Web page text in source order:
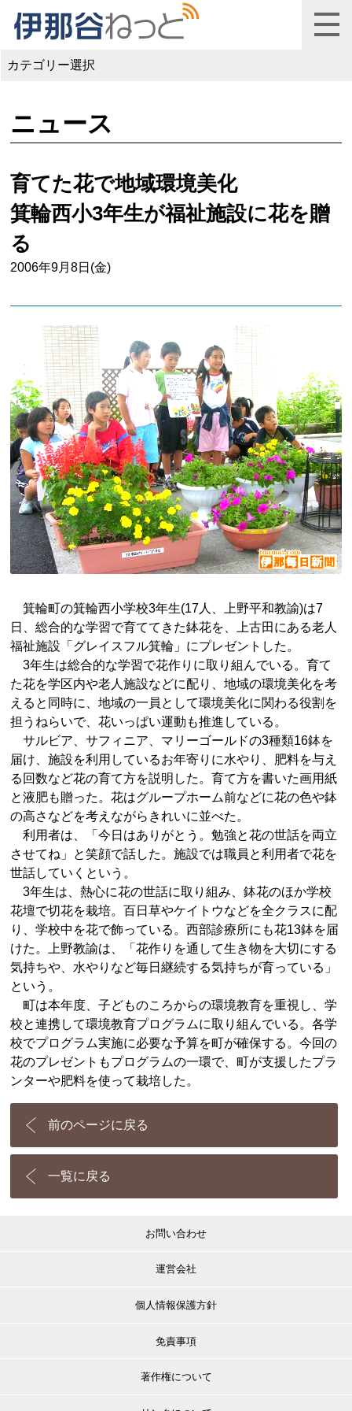
カテゴリー選択
ニュース
育てた花で地域環境美化
箕輪西小3年生が福祉施設に花を贈
る
2006年9月8日(金)
箕輪町の箕輪西小学校3年生(17人、上野平和教諭)は7
日、総合的な学習で育ててきた鉢花を、上古田にある老人
福祉施設「グレイスフル箕輪」にプレゼントした。
3年生は総合的な学習で花作りに取り組んでいる。育て
た花を学区内や老人施設などに配り、地域の環境美化を考
えると同時に、地域の一員として環境美化に関わる役割を
担うねらいで、花いっぱい運動も推進している。
サルビア、サフィニア、マリーゴールドの3種類16鉢を
届け、施設を利用しているお年寄りに水やり、肥料を与え
る回数など花の育て方を説明した。育て方を書いた画用紙
と液肥も贈った。花はグループホーム前などに花の色や鉢
の高さなどを考えながらきれいに並べた。
利用者は、「今日はありがとう。勉強と花の世話を両立
させてね」と笑顔で話した。施設では職員と利用者で花を
世話していくという。
3年生は、熱心に花の世話に取り組み、鉢花のほか学校
花壇で切花を栽培。百日草やケイトウなどを全クラスに配
り、学校中を花で飾っている。西部診療所にも花13鉢を届
けた。上野教諭は、「花作りを通して生き物を大切にする
気持ちや、水やりなど毎日継続する気持ちが育っている」
という。
町は本年度、子どものころからの環境教育を重視し、学
校と連携して環境教育プログラムに取り組んでいる。各学
校でプログラム実施に必要な予算を町が確保する。今回の
花のプレゼントもプログラムの一環で、町が支援したプラ
ンターや肥料を使って栽培した。
前のページに戻る
一覧に戻る
お問い合わせ
運営会社
個人情報保護方針
免責事項
著作権について